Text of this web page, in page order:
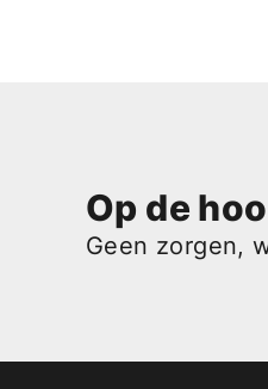
Op de
Geen zorgen,